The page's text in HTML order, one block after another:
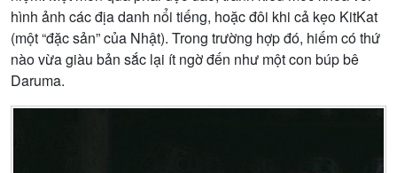
hình ảnh các địa danh nổi tiếng, hoặc đôi khi cả kẹo KitKat
(một “đặc sản” của Nhật). Trong trường hợp đó, hiếm có thứ
nào vừa giàu bản sắc lại ít ngờ đến như một con búp bê
Daruma.